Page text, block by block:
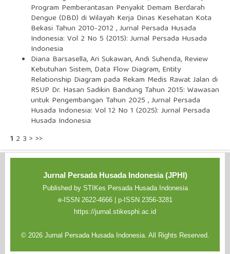
Program Pemberantasan Penyakit Demam Berdarah
Dengue (DBD) di Wilayah Kerja Dinas Kesehatan Kota
Bekasi Tahun 2010-2012 ,Jurnal Persada Husada
Indonesia: Vol 2 No 5 (2015): Jurnal Persada Husada
Indonesia
Diana Barsasella, Ari Sukawan, Andi Suhenda, Review
Kebutuhan Sistem, Data Flow Diagram, Entity
Relationship Diagram pada Rekam Medis Rawat Jalan di
RSUP Dr. Hasan Sadikin Bandung Tahun 2015: Wawasan
untuk Pengembangan Tahun 2025 ,Jurnal Persada
Husada Indonesia: Vol 12 No 1 (2025): Jurnal Persada
Husada Indonesia
1 2 3 > >>
Jurnal Persada Husada Indonesia (JPHI)
Published by STIKes Persada Husada Indonesia
e-ISSN 2622-4666 | p-ISSN 2356-3281
https://jurnal.stikesphi.ac.id
© 2026 Jurnal Persada Husada Indonesia. All Rights Reserved.